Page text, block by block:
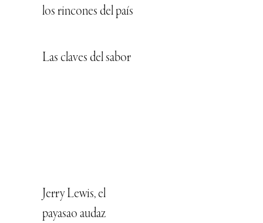
los rincones del país
Las claves del sabor
Jerry Lewis, el
payasao audaz